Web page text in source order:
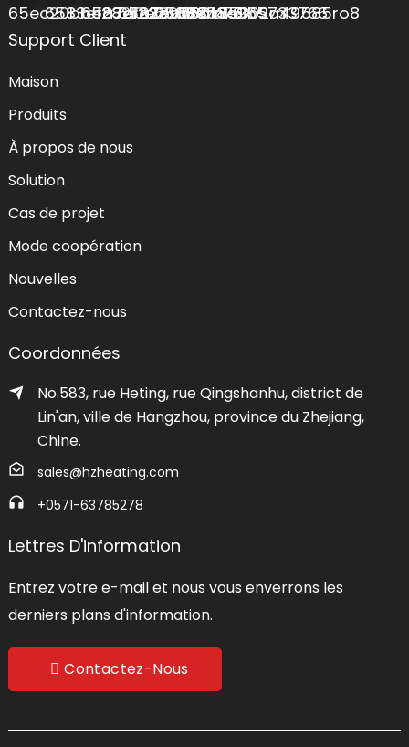
Support Client
Maison
Produits
À propos de nous
Solution
Cas de projet
Mode coopération
Nouvelles
Contactez-nous
Coordonnées
No.583, rue Heting, rue Qingshanhu, district de
Lin'an, ville de Hangzhou, province du Zhejiang,
Chine.
sales@hzheating.com
+0571-63785278
Lettres D'information
Entrez votre e-mail et nous vous enverrons les
derniers plans d'information.
Contactez-Nous